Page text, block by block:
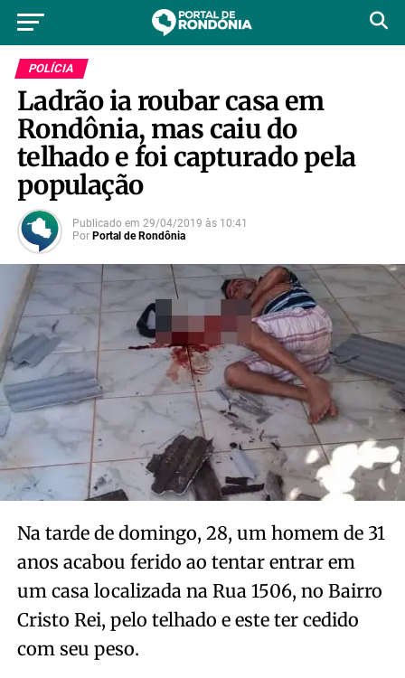
POLÍCIA
Ladrão ia roubar casa em
Rondônia, mas caiu do
telhado e foi capturado pela
população
Publicado em 29/04/2019 às 10:41
Por Portal de Rondônia
Na tarde de domingo, 28, um homem de 31
anos acabou ferido ao tentar entrar em
um casa localizada na Rua 1506, no Bairro
Cristo Rei, pelo telhado e este ter cedido
com seu peso.